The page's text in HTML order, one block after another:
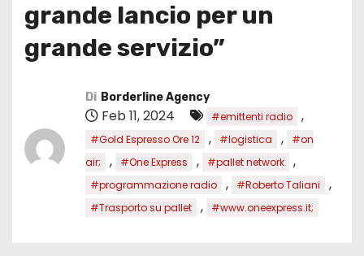
grande lancio per un
grande servizio”
Di Borderline Agency
Feb 11, 2024 #emittenti radio ,
#Gold Espresso Ore 12 , #logistica ,
#on
air;
, #One Express , #pallet network ,
#programmazione radio , #Roberto Taliani ,
#Trasporto su pallet , #www.oneexpress.it;